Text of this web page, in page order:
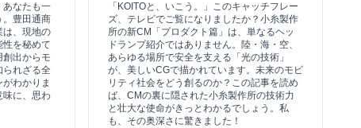
あなたも一
。豊田通商
は、現地の
を秘めて
創出からモ
られざる全
わかりま
味に、思わ
「KOITOと、いこう。」このキャッチフレー
ズ、テレビでご覧になりましたか？小糸製作
所の新CM「プロダクト篇」は、単なるヘッ
ドランプ紹介ではありません。陸・海・空、
あらゆる場所で安全を支える「光の技術」
が、美しいCGで描かれています。未来のモビ
リティ社会をどう創るのか？この記事を読め
ば、CMの裏に隠された小糸製作所の技術力
と壮大な使命がきっとわかるでしょう。私
も、その奥深さに驚きました！